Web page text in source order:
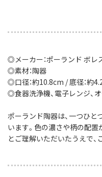
◎メーカー：ポーランド ボレ
◎素材：陶器
◎口径：約10.8cm / 底径：約
◎食器洗浄機、電子レンジ、オ
ポーランド陶器は、一つひ
います。色の濃さや柄の配
とご理解いただいたうえで、